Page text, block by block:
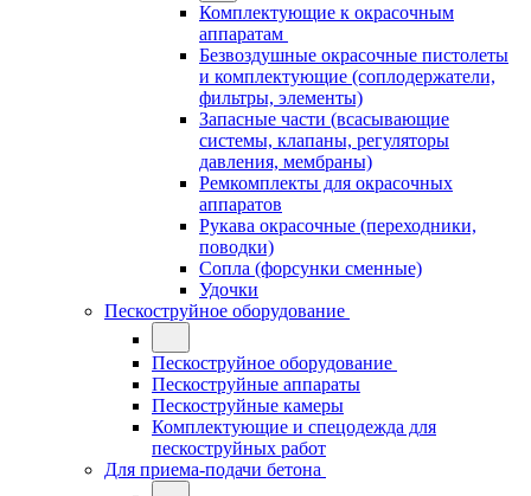
Комплектующие к окрасочным
аппаратам
Безвоздушные окрасочные пистолеты
и комплектующие (соплодержатели,
фильтры, элементы)
Запасные части (всасывающие
системы, клапаны, регуляторы
давления, мембраны)
Ремкомплекты для окрасочных
аппаратов
Рукава окрасочные (переходники,
поводки)
Сопла (форсунки сменные)
Удочки
Пескоструйное оборудование
Пескоструйное оборудование
Пескоструйные аппараты
Пескоструйные камеры
Комплектующие и спецодежда для
пескоструйных работ
Для приема-подачи бетона